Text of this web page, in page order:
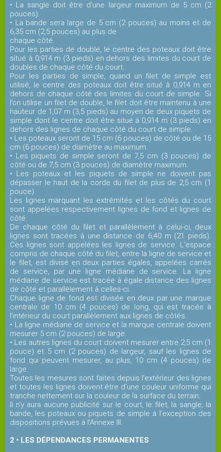
Contact
&
accès
CLUB
HOUSE
Snack
Service
cordage
Pro
shop
COURS
et
STAGES
Les
enseignants
Les
stages
L'école
de
tennis
Handi
tennis
• La sangle doit être d’une largeur maximum de 5 cm (2
pouces).
• La bande sera large de 5 cm (2 pouces) au moins et de
6,35 cm (2,5 pouces) au plus de
chaque côté.
Pour les parties de double, le centre des poteaux doit être
situé à 0,914 m (3 pieds) en dehors des limites du court de
doubles de chaque côté du court.
Pour les parties de simple, quand un filet de simple est
utilisé, le centre des poteaux doit être situé à 0,914 m en
dehors de chaque côté des limites du court de simple. Si
l’on utilise un filet de double, le filet doit être maintenu à une
hauteur de 1,07 m (3,5 pieds) au moyen de deux piquets de
simple dont le centre doit être situé à 0,914 m (3 pieds) en
dehors des lignes de chaque côté du court de simple.
• Les poteaux seront de 15 cm (6 pouces) de côté ou de 15
cm (6 pouces) de diamètre au maximum.
• Les piquets de simple seront de 7,5 cm (3 pouces) de
côté ou de 7,5 cm (3 pouces) de diamètre maximum.
• Les poteaux et les piquets de simple ne doivent pas
dépasser le haut de la corde du filet de plus de 2,5 cm (1
pouce).
Les lignes marquant les extrémités et les côtés du court
sont appelées respectivement lignes de fond et lignes de
côté.
De chaque côté du filet et parallèlement à celui-ci, deux
lignes sont tracées à une distance de 6,40 m (21 pieds).
Ces lignes sont appelées les lignes de service. L’espace
compris de chaque côté du filet, entre la ligne de service et
le filet, est divisé en deux parties égales, appelées carrés
de service, par une ligne médiane de service. La ligne
médiane de service est tracée à égale distance des lignes
de côté et parallèlement à celles-ci.
Chaque ligne de fond est divisée en deux par une marque
centrale de 10 cm (4 pouces) de long, qui est tracée à
l’intérieur du court parallèlement aux lignes de côtés.
• La ligne médiane de service et la marque centrale doivent
mesurer 5 cm (2 pouces) de large.
• Les autres lignes du court doivent mesurer entre 2,5 cm (1
pouce) et 5 cm (2 pouces) de largeur, sauf les lignes de
fond qui peuvent mesurer, au plus, 10 cm (4 pouces) de
large.
Toutes les mesures sont faites depuis l’extérieur des lignes
et toutes les lignes doivent être d’une couleur uniforme qui
tranche nettement sur la couleur de la surface du terrain.
Il n’y aura aucune publicité sur le court, le filet, la sangle, la
bande, les poteaux ou piquets de simple à l’exception des
dispositions prévues à l’Annexe III.
2 • LES DÉPENDANCES PERMANENTES